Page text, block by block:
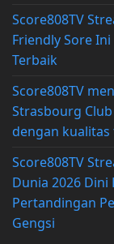
Score808TV
Friendly Sore
Terbaik
Score808TV
Strasbourg
dengan
Score808TV
Dunia 2026 Dini
Pertandingan
Gengsi